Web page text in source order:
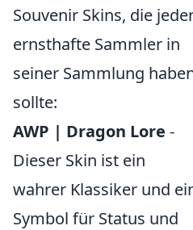
Souvenir Skins, die
ernsthafte Sammler in
seiner Sammlung
sollte:
AWP | Dragon Lore -
Dieser Skin ist ein
wahrer Klassiker und
Symbol für Status und